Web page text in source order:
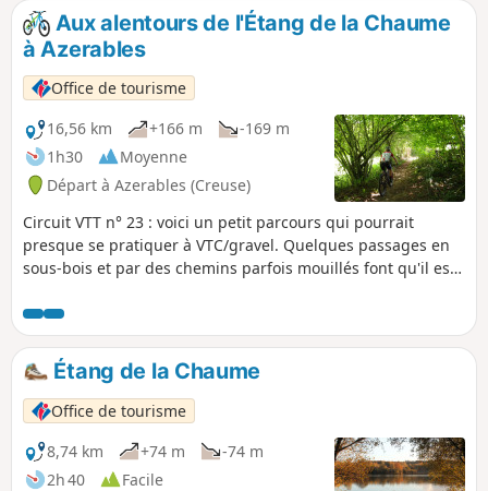
Aux alentours de l'Étang de la Chaume
à Azerables
Office de tourisme
16,56 km
+166 m
-169 m
1h30
Moyenne
Départ à Azerables (Creuse)
Circuit VTT n° 23 : voici un petit parcours qui pourrait
presque se pratiquer à VTC/gravel. Quelques passages en
sous-bois et par des chemins parfois mouillés font qu'il est
près de l'étang sans trop s'en éloigner finalement. C'est
plaisant à faire sur des pistes faciles, et la partie Sud mène
à de beaux chemins creux.
Étang de la Chaume
Office de tourisme
8,74 km
+74 m
-74 m
2h 40
Facile